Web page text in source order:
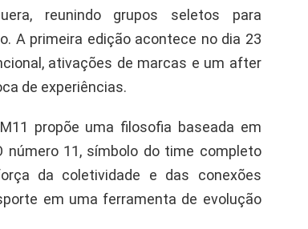
reunindo grupos seletos para
A primeira edição acontece no dia 23
ativações de marcas e um after
de experiências.
propõe uma filosofia baseada em
número 11, símbolo do time completo
da coletividade e das conexões
em uma ferramenta de evolução